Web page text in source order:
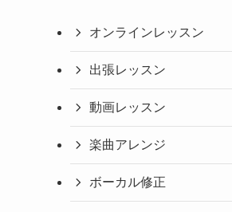
オンラインレッスン
出張レッスン
動画レッスン
楽曲アレンジ
ボーカル修正